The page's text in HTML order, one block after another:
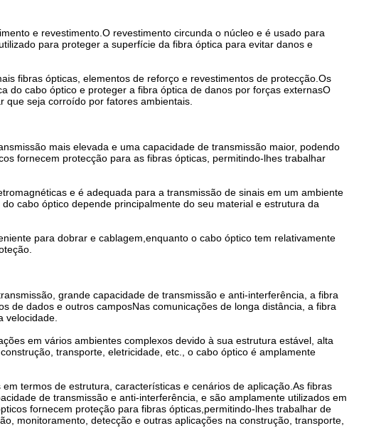
e revestimento.O revestimento circunda o núcleo e é usado para
para proteger a superfície da fibra óptica para evitar danos e
fibras ópticas, elementos de reforço e revestimentos de protecção.Os
do cabo óptico e proteger a fibra óptica de danos por forças externasO
seja corroído por fatores ambientais.
mais elevada e uma capacidade de transmissão maior, podendo
fornecem protecção para as fibras ópticas, permitindo-lhes trabalhar
e é adequada para a transmissão de sinais em um ambiente
cabo óptico depende principalmente do seu material e estrutura da
para dobrar e cablagem,enquanto o cabo óptico tem relativamente
grande capacidade de transmissão e anti-interferência, a fibra
de dados e outros camposNas comunicações de longa distância, a fibra
velocidade.
em vários ambientes complexos devido à sua estrutura estável, alta
transporte, eletricidade, etc., o cabo óptico é amplamente
termos de estrutura, características e cenários de aplicação.As fibras
de transmissão e anti-interferência, e são amplamente utilizados em
fornecem proteção para fibras ópticas,permitindo-lhes trabalhar de
monitoramento, detecção e outras aplicações na construção, transporte,